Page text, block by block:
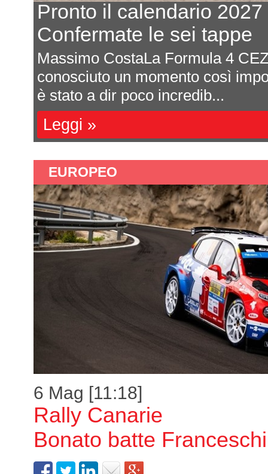
Ford: prove al banco per
dei primi test al Paul
Michele Montesano Ford
ampi passi al ritorno nella classe
con la sua Hypercar....
Leggi »
EUROPEO
6 Mag [11:18]
Rally Canarie
Bonato batte